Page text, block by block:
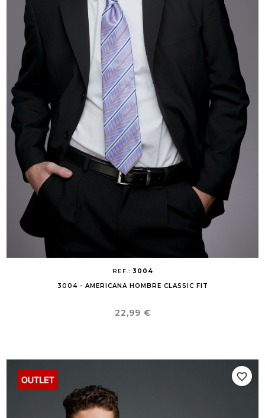
REF.: 3004
3004 - AMERICANA HOMBRE CLASSIC FIT
Precio
22,99 €
favorite_border